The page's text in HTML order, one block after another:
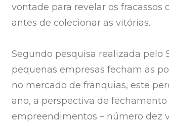
vontade para revelar os
antes de colecionar as vitórias.
Segundo pesquisa realizada pelo
pequenas empresas fecham as
no mercado de franquias, este
ano, a perspectiva de fechamento
empreendimentos – número dez